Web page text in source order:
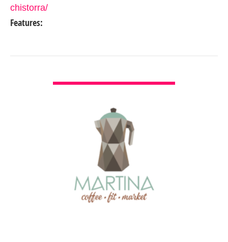
chistorra/
Features: